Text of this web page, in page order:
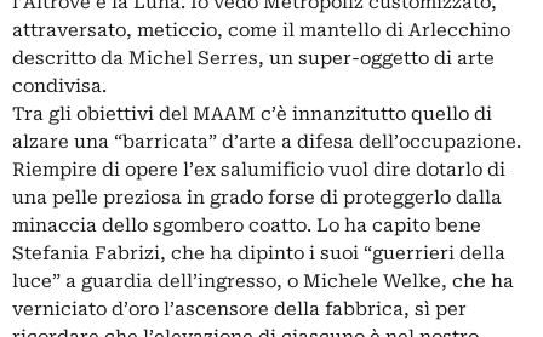
attraversato, meticcio, come il mantello di Arlecchino
descritto da Michel Serres, un super-oggetto di arte
condivisa.
Tra gli obiettivi del MAAM c’è innanzitutto quello di
alzare una “barricata” d’arte a difesa dell’occupazione.
Riempire di opere l’ex salumificio vuol dire dotarlo di
una pelle preziosa in grado forse di proteggerlo dalla
minaccia dello sgombero coatto. Lo ha capito bene
Stefania Fabrizi, che ha dipinto i suoi “guerrieri della
luce” a guardia dell’ingresso, o Michele Welke, che ha
verniciato d’oro l’ascensore della fabbrica, sì per